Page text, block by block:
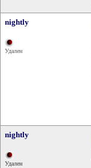
nightly
Удален
nightly
Удален